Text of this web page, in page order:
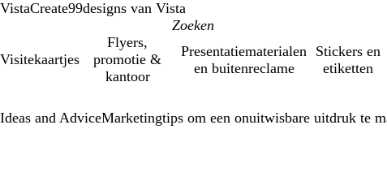
VistaCreate99designs van Vista
Visitekaartjes
Flyers,
promotie &
kantoor
Presentatiematerialen
en buitenreclame
Stickers en
etiketten
Ideas and AdviceMarketingtips om een onuitwisbare uitdruk te